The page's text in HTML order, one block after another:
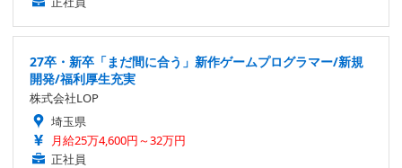
27卒・新卒「まだ間に合う」新作ゲームプログラマー/新規
開発/福利厚生充実
株式会社LOP
埼玉県
月給25万4,600円～32万円
正社員